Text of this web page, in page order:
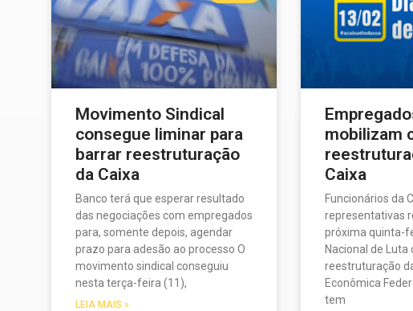
Movimento Sindical
consegue liminar para
barrar reestruturação
da Caixa
Banco terá que esperar resultado
das negociações com empregados
para, somente depois, agendar
prazo para adesão ao processo O
movimento sindical conseguiu
nesta terça-feira (11),
LEIA MAIS »
mobilizam
Caixa
Funcionários da
representativas
próxima quinta-
Nacional de Luta
reestruturação
Econômica
tem